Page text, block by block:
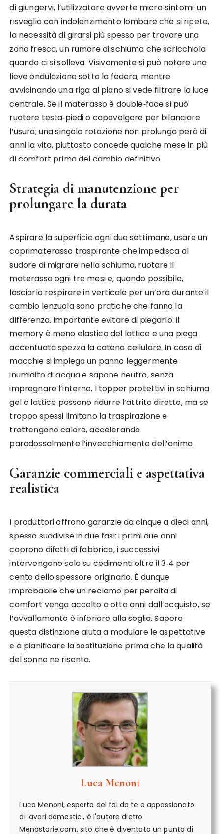
di giungervi, l’utilizzatore avverte micro‑sintomi: un
risveglio con indolenzimento lombare che si ripete,
la necessità di girarsi più spesso per trovare una
zona fresca, un rumore di schiuma che scricchiola
quando ci si solleva. Visivamente si può notare una
lieve ondulazione sotto la federa, mentre
avvicinando una riga al piano si vede filtrare la luce
centrale. Se il materasso è double‑face si può
ruotare testa‑piedi o capovolgere per bilanciare
l’usura; una singola rotazione non prolunga però di
anni la vita, piuttosto concede qualche mese in più
di comfort prima del cambio definitivo.
Strategia di manutenzione per
prolungare la durata
Aspirare la superficie ogni due settimane, usare un
coprimaterasso traspirante che impedisca al
sudore di migrare nella schiuma, ruotare il
materasso ogni tre mesi e, quando possibile,
lasciarlo respirare in verticale per un’ora durante il
cambio lenzuola sono pratiche che fanno la
differenza. Importante evitare di piegarlo: il
memory è meno elastico del lattice e una piega
accentuata spezza la catena cellulare. In caso di
macchie si impiega un panno leggermente
inumidito di acqua e sapone neutro, senza
impregnare l’interno. I topper protettivi in schiuma
gel o lattice possono ridurre l’attrito diretto, ma se
troppo spessi limitano la traspirazione e
trattengono calore, accelerando
paradossalmente l’invecchiamento dell’anima.
Garanzie commerciali e aspettativa
realistica
I produttori offrono garanzie da cinque a dieci anni,
spesso suddivise in due fasi: i primi due anni
coprono difetti di fabbrica, i successivi
intervengono solo su cedimenti oltre il 3‑4 per
cento dello spessore originario. È dunque
improbabile che un reclamo per perdita di
comfort venga accolto a otto anni dall’acquisto, se
l’avvallamento è inferiore alla soglia. Sapere
questa distinzione aiuta a modulare le aspettative
e a pianificare la sostituzione prima che la qualità
del sonno ne risenta.
Luca Menoni
Luca Menoni, esperto del fai da te e appassionato
di lavori domestici, è l'autore dietro
Menostorie.com, sito che è diventato un punto di